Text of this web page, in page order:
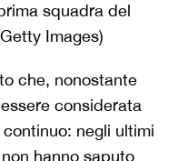
squadra del
Images)
che, nonostante
considerata
negli ultimi
hanno saputo